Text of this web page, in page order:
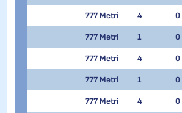
777 Metri 4 0
777 Metri 1 0
777 Metri 4 0
777 Metri 1 0
777 Metri 4 0